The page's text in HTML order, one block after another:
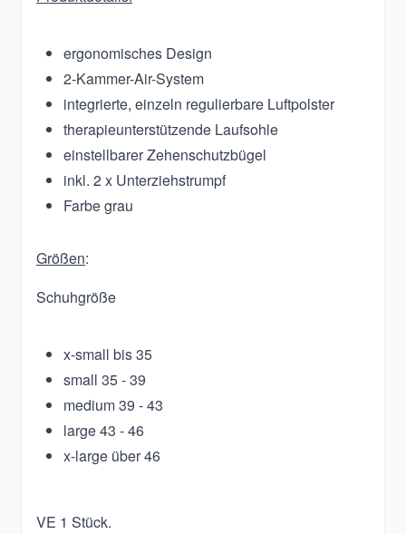
ergonomisches Design
2-Kammer-Air-System
integrierte, einzeln regulierbare Luftpolster
therapieunterstützende Laufsohle
einstellbarer Zehenschutzbügel
inkl. 2 x Unterziehstrumpf
Farbe grau
Größen:
Schuhgröße
x-small bis 35
small 35 - 39
medium 39 - 43
large 43 - 46
x-large über 46
VE 1 Stück.